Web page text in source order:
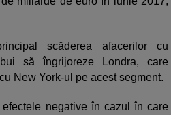
scăderea afacerilor cu
să îngrijoreze Londra, care
New York-ul pe acest segment.
negative în cazul în care